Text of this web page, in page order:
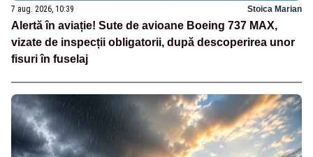
7 aug. 2026, 10:39 Stoica Marian
Alertă în aviație! Sute de avioane Boeing 737 MAX,
vizate de inspecții obligatorii, după descoperirea unor
fisuri în fuselaj